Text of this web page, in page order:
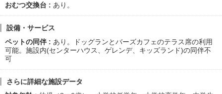
おむつ交換台 あり。
設備・サービス
ペットの同伴
あり。ドッグランとバーズカフェのテラス席の利用
可能。施設内(センターハウス、ゲレンデ、キッズランド)の同伴不
可
さらに詳細な施設データ